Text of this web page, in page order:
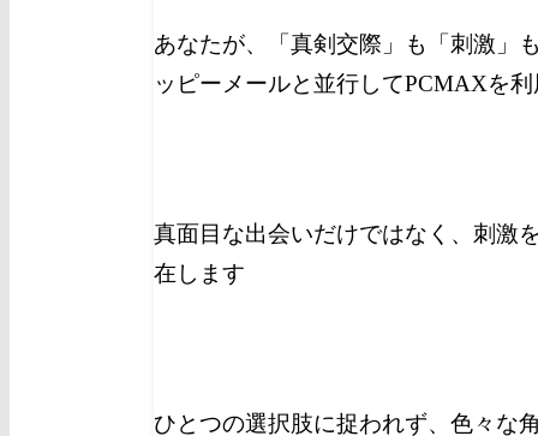
あなたが、「真剣交際」も「刺激」
ッピーメールと並行してPCMAXを
真面目な出会いだけではなく、刺激
在します
ひとつの選択肢に捉われず、色々な